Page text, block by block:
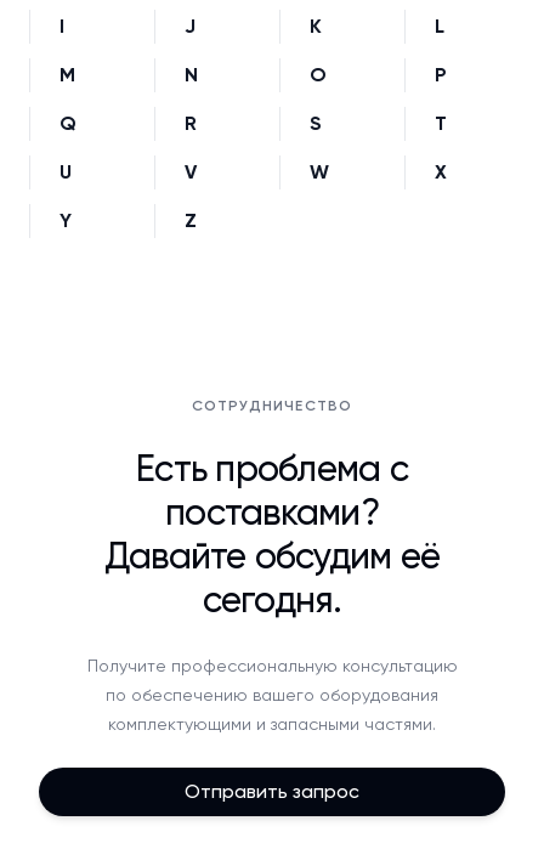
I J K L
M N O P
Q R S T
U V W X
Y Z
СОТРУДНИЧЕСТВО
Есть проблема с
поставками?
Давайте обсудим её
сегодня.
Получите профессиональную консультацию
по обеспечению вашего оборудования
комплектующими и запасными частями.
Отправить запрос